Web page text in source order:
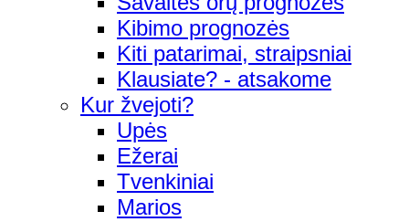
Kibimo prognozės
Kiti patarimai, straipsniai
Klausiate? - atsakome
Kur žvejoti?
Upės
Ežerai
Tvenkiniai
Marios